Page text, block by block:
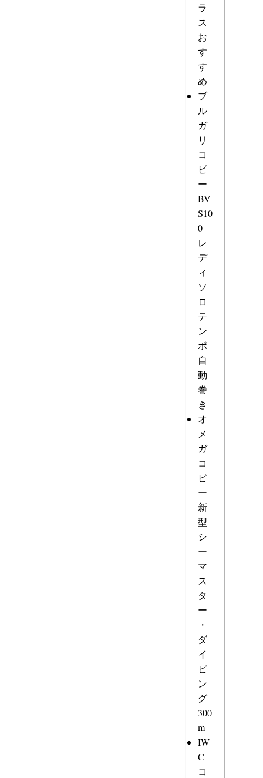
ラ
ス
お
す
す
め
ブ
ル
ガ
リ
コ
ピ
ー
BV
S10
0
レ
デ
ィ
ソ
ロ
テ
ン
ポ
自
動
巻
き
オ
メ
ガ
コ
ピ
ー
新
型
シ
ー
マ
ス
タ
ー
・
ダ
イ
ビ
ン
グ
300
m
IW
C
コ